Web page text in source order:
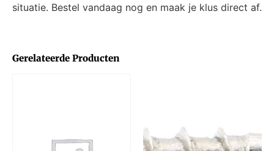
Gerelateerde Producten
situatie. Bestel vandaag nog en maak je klus direct af.